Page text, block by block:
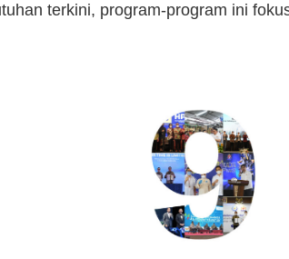
terkini, program-program ini